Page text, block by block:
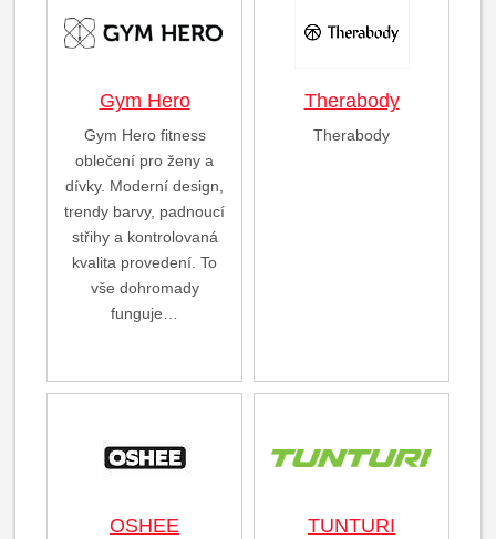
Gym Hero
Gym Hero fitness
oblečení pro ženy a
dívky. Moderní design,
trendy barvy, padnoucí
střihy a kontrolovaná
kvalita provedení. To
vše dohromady
funguje…
Therabody
Therabody
OSHEE TUNTURI